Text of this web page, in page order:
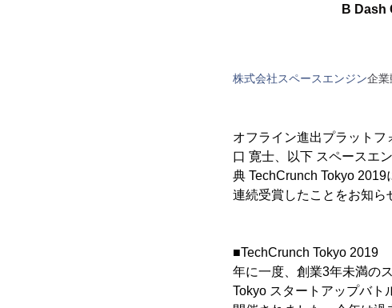
B Dash
株式会社スペースエンジン企業
オフライン進出プラット
口 寛士、以下 スペースエ
典 TechCrunch Tokyo
連続受賞したことをお知ら
■TechCrunch Tokyo 2019
年に一度、創業3年未満の
Tokyo スタートアップバト